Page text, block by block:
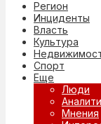
Регион
Инциденты
Власть
Культура
Спорт
Еще
Люди
Мнения